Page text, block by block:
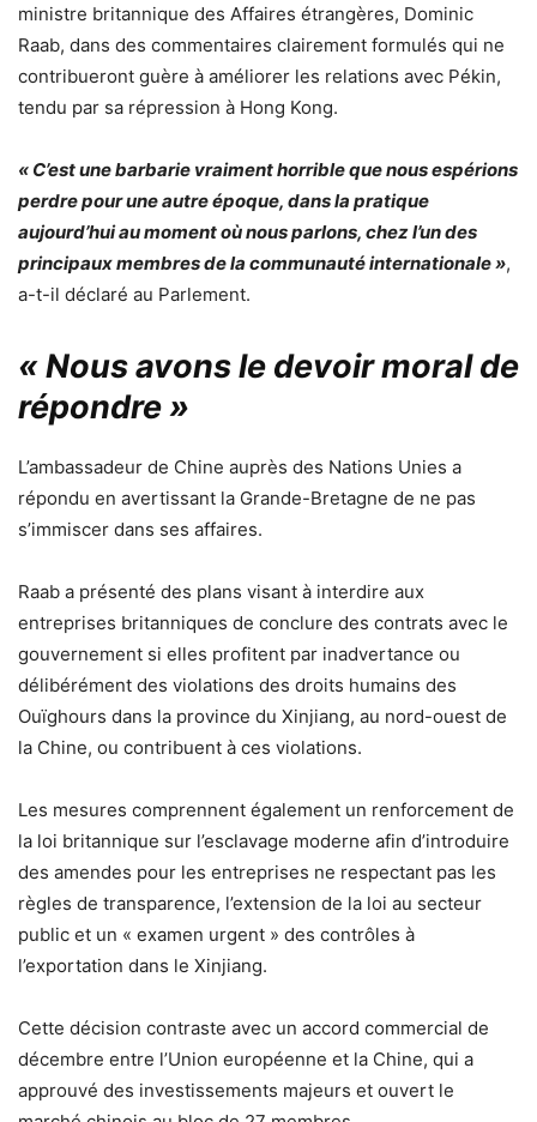
ministre britannique des Affaires étrangères, Dominic
Raab, dans des commentaires clairement formulés qui ne
contribueront guère à améliorer les relations avec Pékin,
tendu par sa répression à Hong Kong.
« C’est une barbarie vraiment horrible que nous espérions
perdre pour une autre époque, dans la pratique
aujourd’hui au moment où nous parlons, chez l’un des
principaux membres de la communauté internationale »,
a-t-il déclaré au Parlement.
« Nous avons le devoir moral de
répondre »
L’ambassadeur de Chine auprès des Nations Unies a
répondu en avertissant la Grande-Bretagne de ne pas
s’immiscer dans ses affaires.
Raab a présenté des plans visant à interdire aux
entreprises britanniques de conclure des contrats avec le
gouvernement si elles profitent par inadvertance ou
délibérément des violations des droits humains des
Ouïghours dans la province du Xinjiang, au nord-ouest de
la Chine, ou contribuent à ces violations.
Les mesures comprennent également un renforcement de
la loi britannique sur l’esclavage moderne afin d’introduire
des amendes pour les entreprises ne respectant pas les
règles de transparence, l’extension de la loi au secteur
public et un « examen urgent » des contrôles à
l’exportation dans le Xinjiang.
Cette décision contraste avec un accord commercial de
décembre entre l’Union européenne et la Chine, qui a
approuvé des investissements majeurs et ouvert le